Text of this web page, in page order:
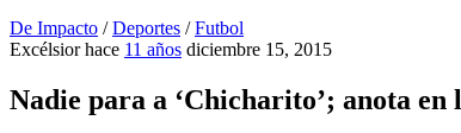
De Impacto /Deportes /Futbol
Excélsior hace 11 años diciembre 15, 2015
Nadie para a ‘Chicharito’; anota en